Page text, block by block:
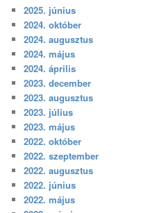
2025. június
2024. október
2024. augusztus
2024. május
2024. április
2023. december
2023. augusztus
2023. július
2023. május
2022. október
2022. szeptember
2022. augusztus
2022. június
2022. május